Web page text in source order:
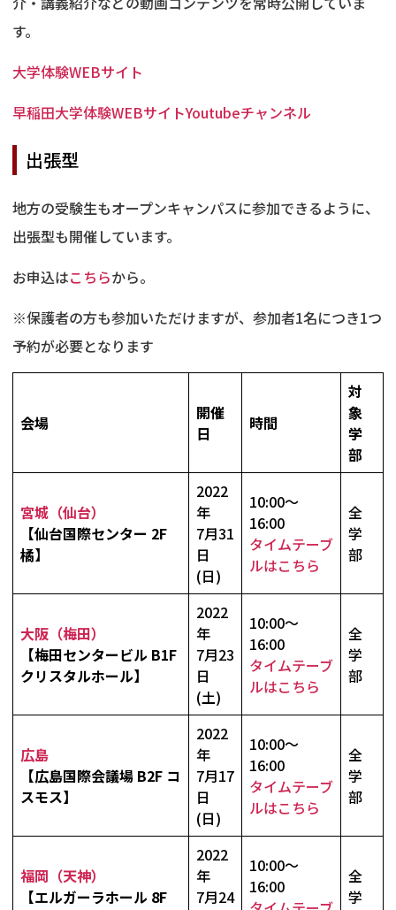
す。
大学体験WEBサイト
早稲田大学体験WEBサイトYoutubeチャンネル
出張型
地方の受験生もオープンキャンパスに参加できるように、
出張型も開催しています。
お申込はこちらから。
※保護者の方も参加いただけますが、参加者1名につき1つ
予約が必要となります
会場
開催
日
時間
対
象
学
部
宮城（仙台）
【仙台国際センター 2F
橘】
2022
年
7月31
日
(日)
10:00～
16:00
タイムテーブ
ルはこちら
全
学
部
大阪（梅田）
【梅田センタービル B1F
クリスタルホール】
2022
年
7月23
日
(土)
10:00～
16:00
タイムテーブ
ルはこちら
全
学
部
広島
【広島国際会議場 B2F コ
スモス】
2022
年
7月17
日
(日)
10:00～
16:00
タイムテーブ
ルはこちら
全
学
部
福岡（天神）
【エルガーラホール 8F
2022
年
7月24
10:00～
16:00
全
学